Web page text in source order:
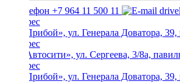
+7 964 11 500 11
ТЦ «Прибой», ул. Генерала Доватора,
ТЦ «Автосити», ул. Сергеева, 3/8а,
ТЦ «Прибой», ул. Генерала Доватора,